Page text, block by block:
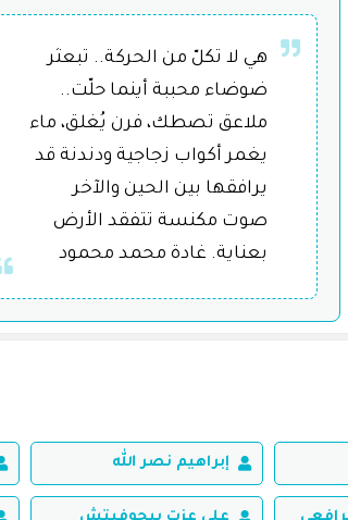
هي لا تكلّ من الحركة.. تبعثر
ضوضاء محببة أينما حلّت..
ملاعق تصطك، فرن يُغلق، ماء
يغمر أكواب زجاجية ودندنة قد
يرافقها بين الحين والآخر
صوت مكنسة تتفقد الأرض
بعناية. غادة محمد محمود
إبراهيم نصر الله